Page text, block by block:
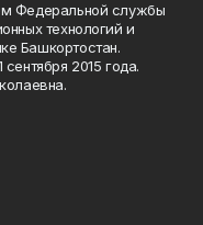
Федеральной службы
технологий и
Башкортостан.
2015 года.